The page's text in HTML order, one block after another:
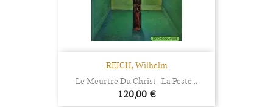
REICH, Wilhelm
Le Meurtre Du Christ - La Peste...
Prix
120,00 €